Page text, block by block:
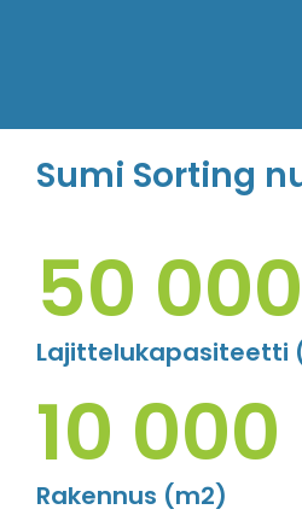
Sumi Sorting
50 000
Lajittelukapasiteetti
10 000
Rakennus (m2)